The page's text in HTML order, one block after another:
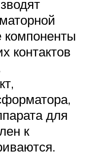
компоненты
контактов
для
к